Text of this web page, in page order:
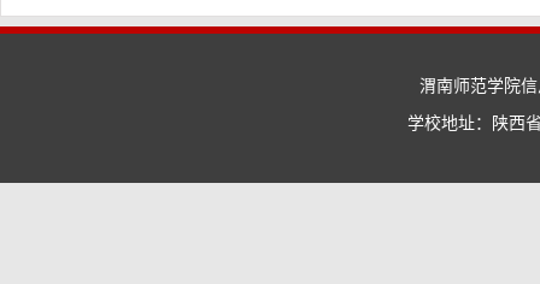
渭南师范学院
学校地址：陕西